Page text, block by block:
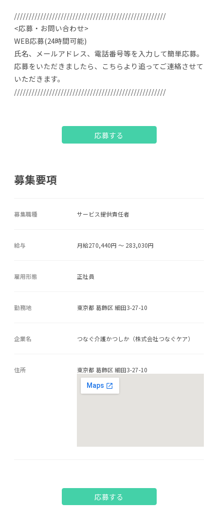
////////////////////////////////////////////////////
<応募・お問い合わせ>
WEB応募(24時間可能)
氏名、メールアドレス、電話番号等を入力して簡単応募。
応募をいただきましたら、こちらより追ってご連絡させて
いただきます。
////////////////////////////////////////////////////
応募する
募集要項
募集職種 サービス提供責任者
給与 月給270,440円 ～ 283,030円
雇用形態 正社員
勤務地 東京都 葛飾区 細田3-27-10
企業名 つなぐ介護かつしか（株式会社つなぐケア）
住所 東京都 葛飾区 細田3-27-10
応募する